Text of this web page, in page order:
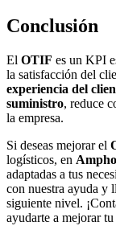
Conclusión
El OTIF es un KPI
la satisfacción del
experiencia del
suministro, reduce
la empresa.
Si deseas mejorar el
logísticos, en
adaptadas a tus
con nuestra ayuda y
siguiente nivel.
ayudarte a mejorar tu